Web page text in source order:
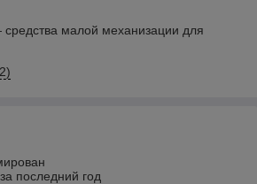
малой механизации для
последний год